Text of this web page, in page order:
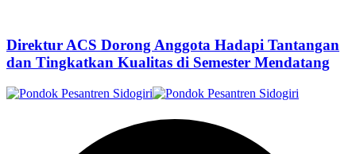
Direktur ACS Dorong Anggota Hadapi Tantangan
dan Tingkatkan Kualitas di Semester Mendatang